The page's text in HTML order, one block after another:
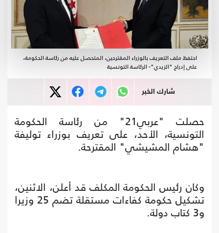
احتفظ ملف التعريف بالوزراء المقترحين، المتحصل عليه من رئاسة الحكومة،
على إدراج "الزيدي"- الرئاسة التونسية
شارك الخبر
حصلت "عربي21" من رئاسة الحكومة
التونسية، الأحد، على تعريف بوزراء توليفة
"هشام المشيشي" المقترحة.
وكان رئيس الحكومة المكلف قد أعلن، الاثنين،
تشكيل حكومة كفاءات مستقلة تضم 25 وزيرا
و3 كتاب دولة.